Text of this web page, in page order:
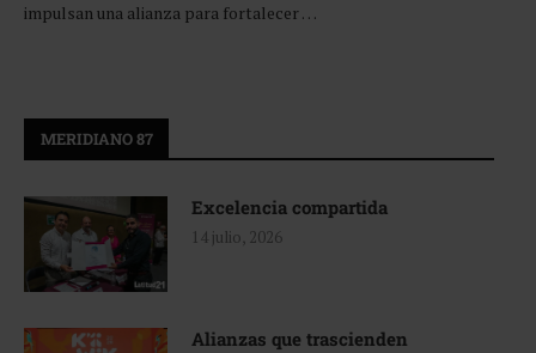
impulsan una alianza para fortalecer …
MERIDIANO 87
Excelencia compartida
14 julio, 2026
Alianzas que trascienden